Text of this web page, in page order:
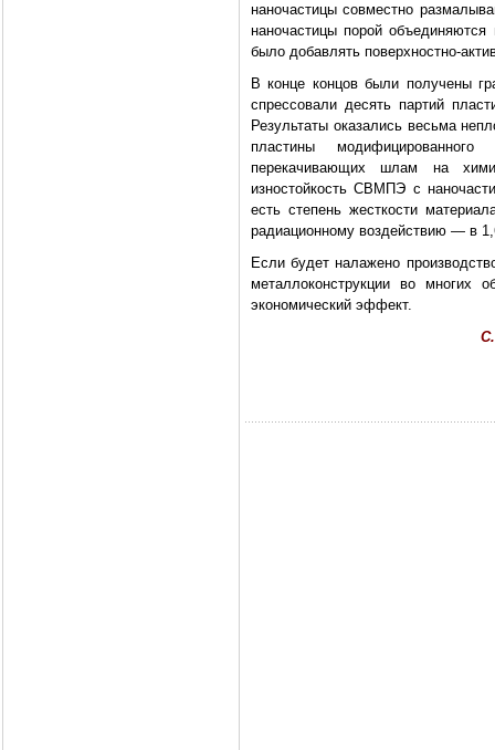
наночастицы совместно
наночастицы порой
было добавлять поверхностно-
В конце концов были получены
спрессовали десять партий
Результаты оказались весьма
пластины
перекачивающих шлам на
изностойкость СВМПЭ с
есть степень жесткости
радиационному воздействию — в
Если будет налажено
металлоконструкции во многих
экономический эффект.